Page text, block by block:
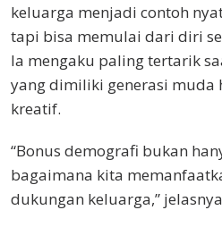
keluarga menjadi contoh
tapi bisa memulai dari diri
Ia mengaku paling tertarik
yang dimiliki generasi muda
kreatif.
“Bonus demografi bukan
bagaimana kita
dukungan keluarga,”